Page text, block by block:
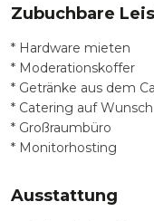
Zubuchbare
* Hardware mieten
* Moderationskoffer
* Getränke aus dem
* Catering auf Wunsch
* Großraumbüro
* Monitorhosting
Ausstattung